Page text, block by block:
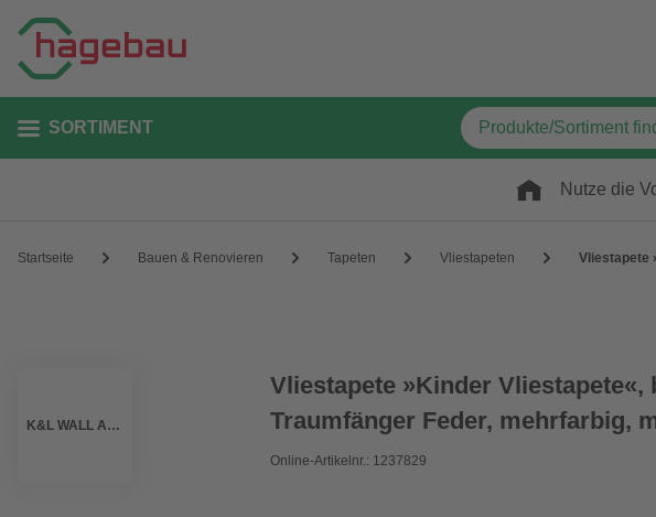
SORTIMENT
Nutze die
Startseite Bauen & Renovieren Tapeten Vliestapeten Vliestapete
K&L WALL ART
Vliestapete »Kinder Vliestapete«,
Traumfänger Feder, mehrfarbig,
Online-Artikelnr.: 1237829